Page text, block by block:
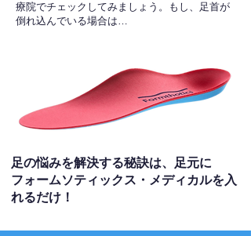
療院でチェックしてみましょう。もし、足首が
倒れ込んでいる場合は…
足の悩みを解決する秘訣は、足元に
フォームソティックス・メディカルを入
れるだけ！